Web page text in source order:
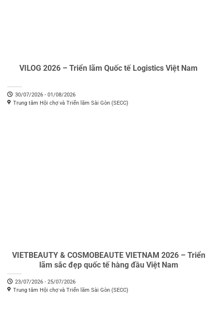
VILOG 2026 – Triển lãm Quốc tế Logistics Việt Nam
30/07/2026 - 01/08/2026
Trung tâm Hội chợ và Triển lãm Sài Gòn (SECC)
VIETBEAUTY & COSMOBEAUTE VIETNAM 2026 – Triển
lãm sắc đẹp quốc tế hàng đầu Việt Nam
23/07/2026 - 25/07/2026
Trung tâm Hội chợ và Triển lãm Sài Gòn (SECC)